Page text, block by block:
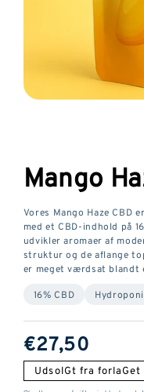
et
modalvindue
Mango
Vores Mango Haze CBD
med et CBD-indhold på
udvikler aromaer af
struktur og de aflange
er meget værdsat blandt
16% CBD
SædvanliG
pris
€27,50
UdsolGt fra forlaGet